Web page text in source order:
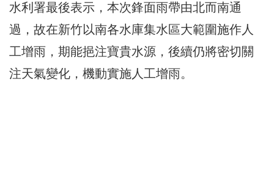
水利署最後表示，本次鋒面雨帶由北而南通
過，故在新竹以南各水庫集水區大範圍施作人
工增雨，期能挹注寶貴水源，後續仍將密切關
注天氣變化，機動實施人工增雨。